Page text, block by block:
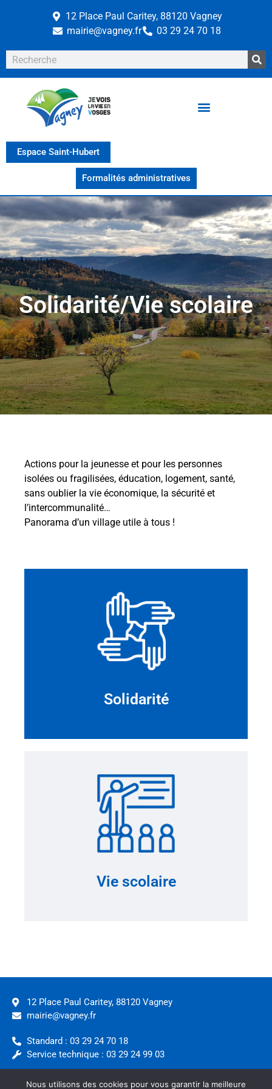
12 Place Paul Caritey, 88120 Vagney
mairie@vagney.fr
03 29 24 70 18
Espace Saint-Hubert
Formalités administratives
Solidarité/Vie scolaire
Actions pour la jeunesse et pour les personnes
isolées ou fragilisées, éducation, logement, santé,
sans oublier la vie économique, la sécurité et
l’intercommunalité…
Panorama d’un village utile à tous !
Solidarité
Solidarité
Vie scolaire
Vie scolaire
12 Place Paul Caritey, 88120 Vagney
mairie@vagney.fr
Standard : 03 29 24 70 18
Service technique : 03 29 24 99 03
Urgences techniques : 06 82 60 64 59
Nous utilisons des cookies pour vous garantir la meilleure